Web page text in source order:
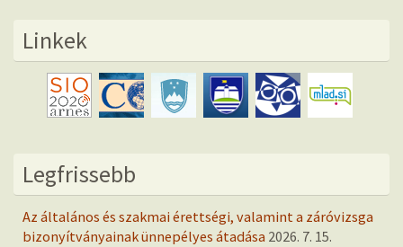
Linkek
Legfrissebb
Az általános és szakmai érettségi, valamint a záróvizsga
bizonyítványainak ünnepélyes átadása 2026. 7. 15.